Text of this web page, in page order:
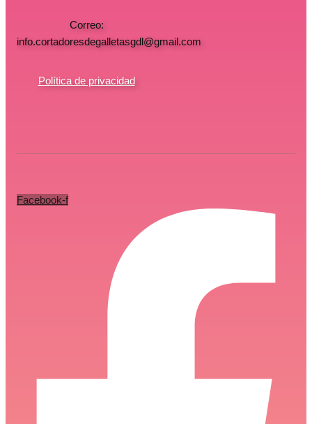
Correo:
info.cortadoresdegalletasgdl@gmail.com
Política de privacidad
Facebook-f